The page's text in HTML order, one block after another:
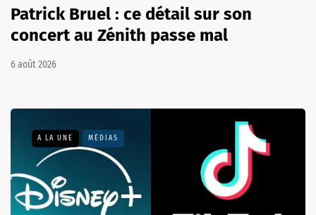
Patrick Bruel : ce détail sur son
concert au Zénith passe mal
6 août 2026
A LA UNE MÉDIAS